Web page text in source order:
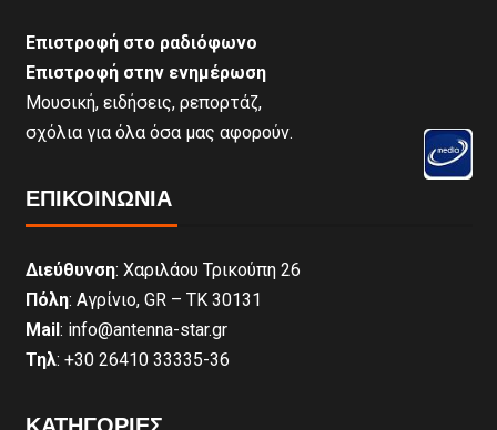
Επιστροφή στο ραδιόφωνο
Επιστροφή στην ενημέρωση
Μουσική, ειδήσεις, ρεπορτάζ,
σχόλια για όλα όσα μας αφορούν.
ΕΠΙΚΟΙΝΩΝΊΑ
Διεύθυνση: Χαριλάου Τρικούπη 26
Πόλη: Αγρίνιο, GR – ΤΚ 30131
Mail: info@antenna-star.gr
Τηλ: +30 26410 33335-36